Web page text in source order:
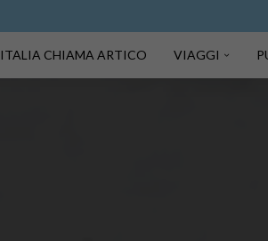
ITALIA CHIAMA ARTICO VIAGGI